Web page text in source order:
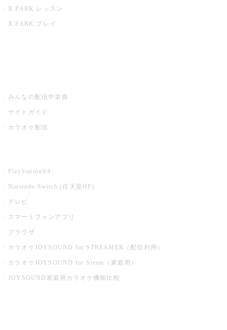
X PARK レッスン
X PARK プレイ
みんなの配信中楽曲
サイトガイド
カラオケ配信
PlayStation®4
Nintendo Switch (任天堂HP)
テレビ
スマートフォンアプリ
ブラウザ
カラオケJOYSOUND for STREAMER（配信利用）
カラオケJOYSOUND for Steam（家庭用）
JOYSOUND家庭用カラオケ機能比較